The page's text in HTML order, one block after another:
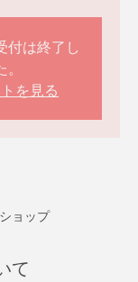
付は終了し
を見る
ョップ
て